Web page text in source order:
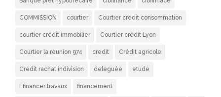
COMMISSION courtier Courtier crédit consommation
courtier crédit immobilier Courtier crédit Lyon
Courtier la réunion 974 credit Crédit agricole
Crédit rachat indivision deleguée etude
Ffinancer travaux financement